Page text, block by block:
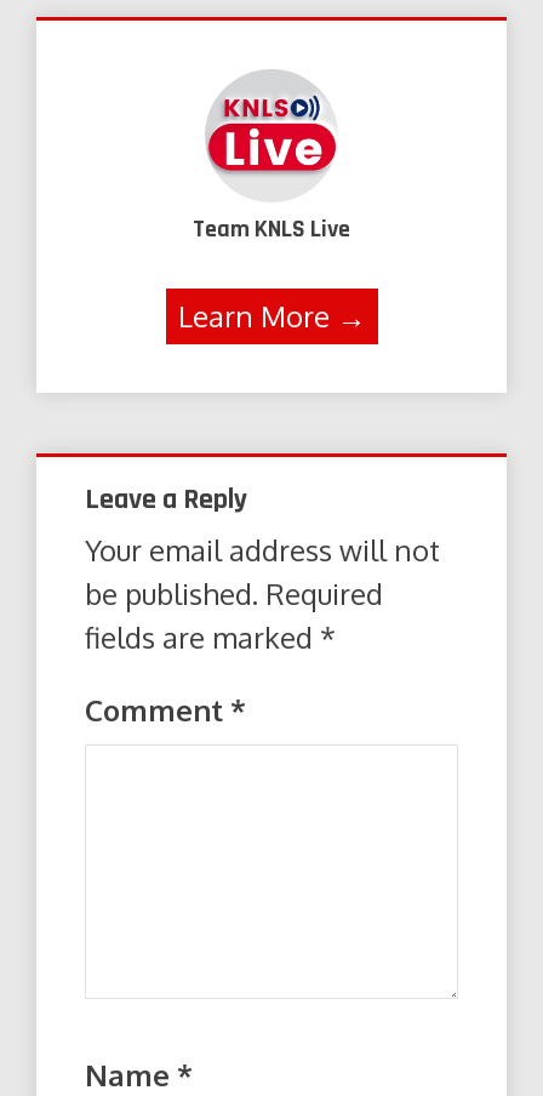
Team KNLS Live
Learn More →
Leave a Reply
Your email address will not
be published. Required
fields are marked *
Comment *
Name *